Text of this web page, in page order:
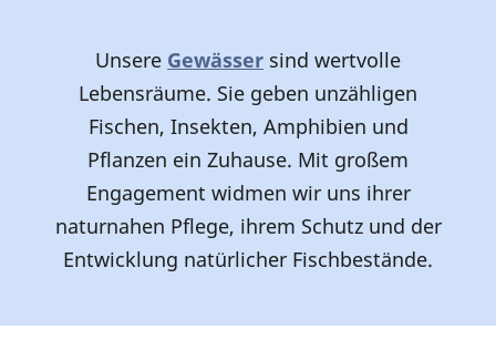
Unsere Gewässer sind wertvolle
Lebensräume. Sie geben unzähligen
Fischen, Insekten, Amphibien und
Pflanzen ein Zuhause. Mit großem
Engagement widmen wir uns ihrer
naturnahen Pflege, ihrem Schutz und der
Entwicklung natürlicher Fischbestände.